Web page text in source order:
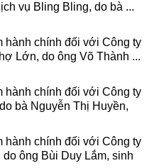
vụ Bling Bling, do bà ...
hành chính đối với Công ty
Lớn, do ông Võ Thành ...
hành chính đối với Công ty
bà Nguyễn Thị Huyền,
hành chính đối với Công ty
ông Bùi Duy Lắm, sinh